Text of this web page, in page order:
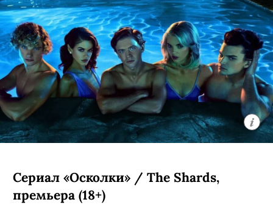
Сериал «Осколки» / The Shards,
премьера (18+)